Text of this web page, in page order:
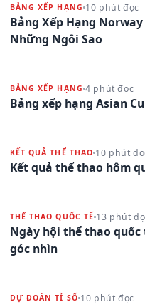
BẢNG XẾP HẠNG 10 phút đọc
Bảng Xếp Hạng Norway
Những Ngôi Sao
BẢNG XẾP HẠNG 4 phút đọc
Bảng xếp hạng Asian
KẾT QUẢ THỂ THAO 10 phút
Kết quả thể thao hôm
THỂ THAO QUỐC TẾ 13 phút
Ngày hội thể thao
góc nhìn
DỰ ĐOÁN TỈ SỐ 10 phút đọc